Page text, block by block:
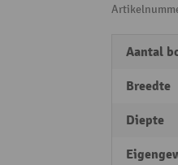
Aantal
Breedte
Diepte